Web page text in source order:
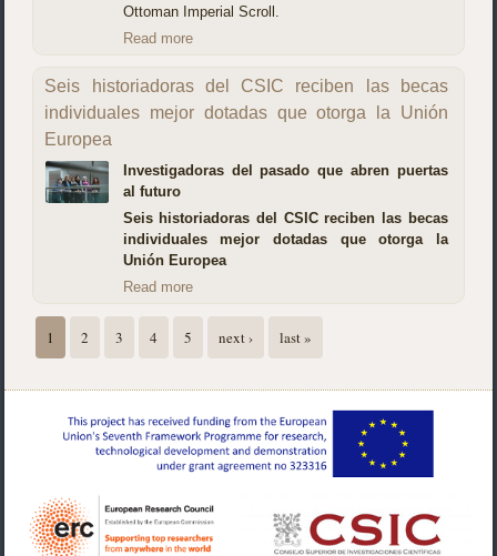
Ottoman Imperial Scroll.
Read more
Seis historiadoras del CSIC reciben las becas
individuales mejor dotadas que otorga la Unión
Europea
Investigadoras del pasado que abren puertas
al futuro
Seis historiadoras del CSIC reciben las becas
individuales mejor dotadas que otorga la
Unión Europea
Read more
Pages
1 2 3 4 5 next › last »